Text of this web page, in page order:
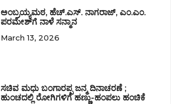
ಅಂಬ್ರಯ್ಯಮಠ, ಹೆಚ್.ಎಸ್. ನಾಗರಾಜ್‌, ಎಂ.ಎಂ.
ಪರಮೇಶ್‌ಗೆ ನಾಳೆ ಸನ್ಮಾನ
March 13, 2026
ಸಚಿವ ಮಧು ಬಂಗಾರಪ್ಪ ಜನ್ಮ ದಿನಾಚರಣೆ ;
ಹುಂಚದಲ್ಲಿ ರೋಗಿಗಳಿಗೆ ಹಣ್ಣು-ಹಂಪಲು ಹಂಚಿಕೆ